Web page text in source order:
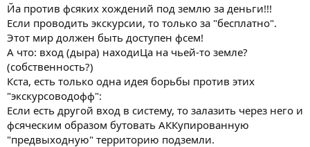
Йа против фсяких хождений под землю за деньги!!!
Если проводить экскурсии, то только за "бесплатно".
Этот мир должен быть доступен фсем!
А что: вход (дыра) находиЦа на чьей-то земле?
(собственность?)
Кста, есть только одна идея борьбы против этих
"экскурсоводофф":
Если есть другой вход в систему, то залазить через него и
фсяческим образом бутовать АККупированную
"предвыходную" территорию подземли.